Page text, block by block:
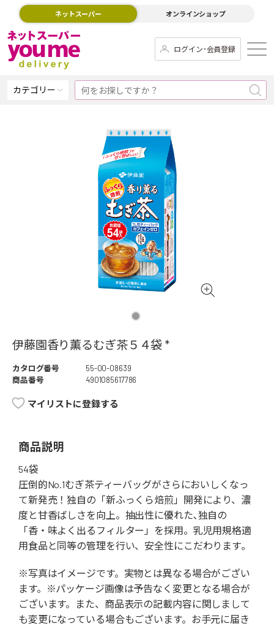
ネットスーパー オンラインショップ
ログイン･会員登録
カテゴリー
伊藤園香り薫るむぎ茶５４袋 *
カタログ番号
55-00-08639
商品番号
4901085617786
マイリストに登録する
商品説明
54袋
圧倒的No.1むぎ茶ティーバッグがさらにおいしくなっ
て新発売！独自の「新ふっくら焙煎」開発により、濃
度と甘香ばしさを向上。抽出性に優れた､独自の
「香・味よく出るフィルター」を採用。乳児用規格適
用食品と同等の管理を行い、安全性にこだわります｡
※写真はイメージです。実物とは異なる場合がござい
ます。※パッケージ画像は予告なく変更となる場合が
ございます。また、商品表示の記載内容に関しまして
も変更になっている場合もございます。お手元に届き